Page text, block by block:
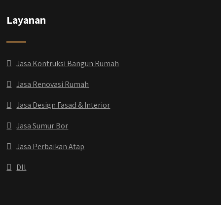
Layanan
Jasa Kontruksi Bangun Rumah
Jasa Renovasi Rumah
Jasa Design Fasad & Interior
Jasa Sumur Bor
Jasa Perbaikan Atap
Dll